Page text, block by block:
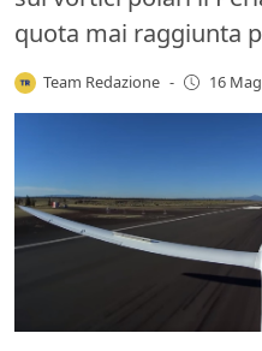
quota mai raggiunta
Team Redazione - 16